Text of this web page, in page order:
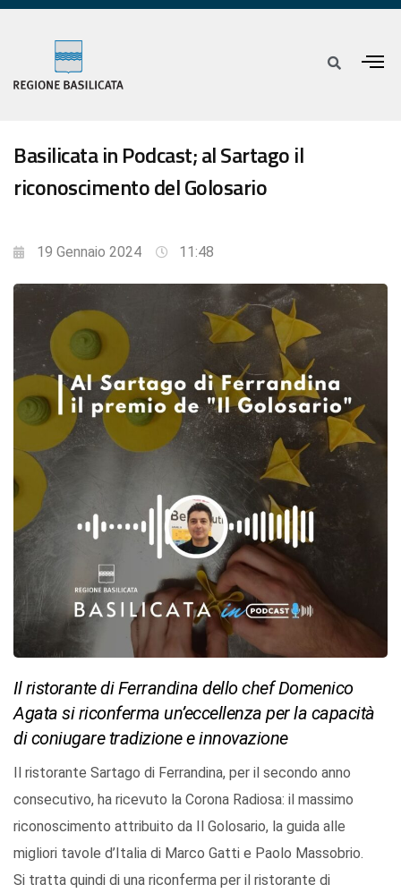
Basilicata in Podcast; al Sartago il
riconoscimento del Golosario
19 Gennaio 2024 11:48
Il ristorante di Ferrandina dello chef Domenico
Agata si riconferma un’eccellenza per la capacità
di coniugare tradizione e innovazione
Il ristorante Sartago di Ferrandina, per il secondo anno
consecutivo, ha ricevuto la Corona Radiosa: il massimo
riconoscimento attribuito da Il Golosario, la guida alle
migliori tavole d’Italia di Marco Gatti e Paolo Massobrio.
Si tratta quindi di una riconferma per il ristorante di